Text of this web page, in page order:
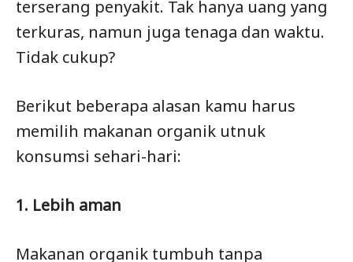
terserang penyakit. Tak hanya uang yang
terkuras, namun juga tenaga dan waktu.
Tidak cukup?
Berikut beberapa alasan kamu harus
memilih makanan organik utnuk
konsumsi sehari-hari:
1. Lebih aman
Makanan organik tumbuh tanpa